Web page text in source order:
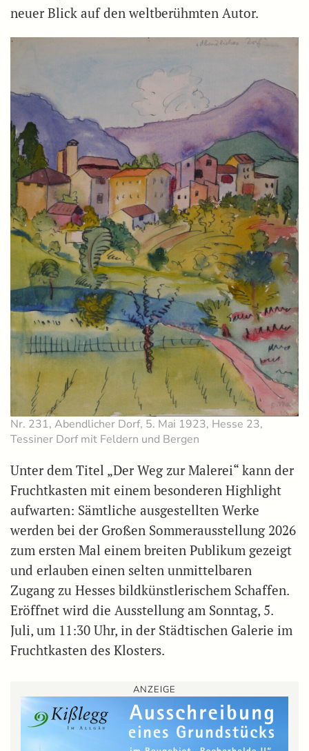
neuer Blick auf den weltberühmten Autor.
Nr. 231, Abendlicher Dorf, 5. Mai 1923, Hesse 23,
Tessiner Dorf mit Feldern und Bergen
Unter dem Titel „Der Weg zur Malerei“ kann der
Fruchtkasten mit einem besonderen Highlight
aufwarten: Sämtliche ausgestellten Werke
werden bei der Großen Sommerausstellung 2026
zum ersten Mal einem breiten Publikum gezeigt
und erlauben einen selten unmittelbaren
Zugang zu Hesses bildkünstlerischem Schaffen.
Eröffnet wird die Ausstellung am Sonntag, 5.
Juli, um 11:30 Uhr, in der Städtischen Galerie im
Fruchtkasten des Klosters.
ANZEIGE